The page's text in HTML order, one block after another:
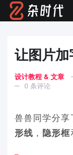
让图片加
设计教程 & 文章
0 条评论
兽兽同学分享
形线 ， 隐形框